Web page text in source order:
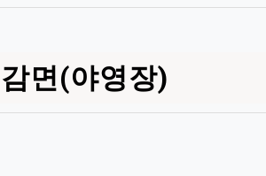
면(야영장)